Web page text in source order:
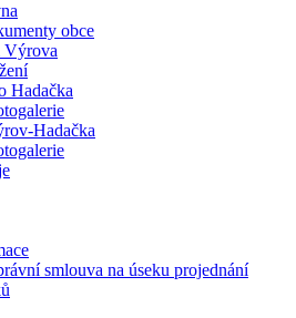
obce
Výrova
Hadačka
Hadačka
smlouva na úseku projednání